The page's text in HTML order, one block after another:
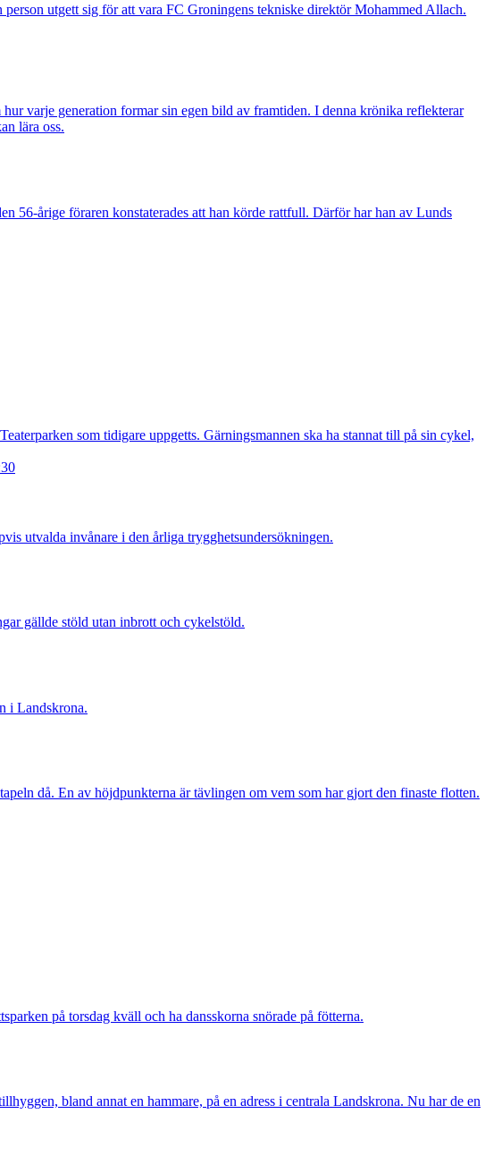
utgett sig för att vara FC Groningens tekniske direktör Mohammed Allach.
varje generation formar sin egen bild av framtiden. I denna krönika reflekterar
lära oss.
56-årige föraren konstaterades att han körde rattfull. Därför har han av Lunds
som tidigare uppgetts. Gärningsmannen ska ha stannat till på sin cykel,
utvalda invånare i den årliga trygghetsundersökningen.
gällde stöld utan inbrott och cykelstöld.
i Landskrona.
då. En av höjdpunkterna är tävlingen om vem som har gjort den finaste flotten.
på torsdag kväll och ha dansskorna snörade på fötterna.
bland annat en hammare, på en adress i centrala Landskrona. Nu har de en